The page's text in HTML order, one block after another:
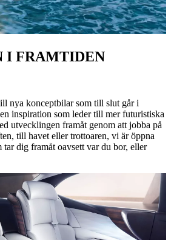
I FRAMTIDEN
nya konceptbilar som till slut går i
inspiration som leder till mer futuristiska
utvecklingen framåt genom att jobba på
till havet eller trottoaren, vi är öppna
dig framåt oavsett var du bor, eller